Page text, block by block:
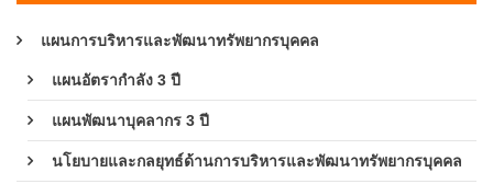
แผนการบริหารและพัฒนาทรัพยากรบุคคล
แผนอัตรากำลัง 3 ปี
แผนพัฒนาบุคลากร 3 ปี
นโยบายและกลยุทธ์ด้านการบริหารและพัฒนาทรัพยากรบุคคล